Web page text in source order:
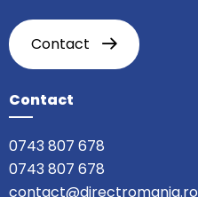
Contact
Contact
0743 807 678
0743 807 678
contact@directromania.ro